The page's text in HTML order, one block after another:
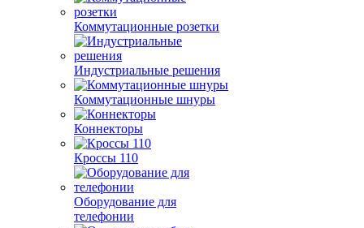
Коммутационные розетки
Индустриальные решения
Коммутационные шнуры
Коннекторы
Кроссы 110
Оборудование для
телефонии